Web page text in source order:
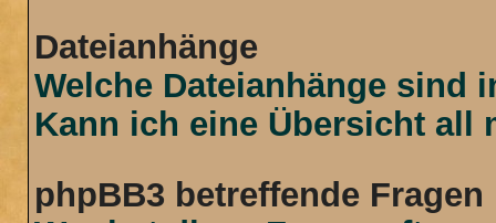
Dateianhänge
Welche Dateianhänge sind
Kann ich eine Übersicht all
phpBB3 betreffende Fragen